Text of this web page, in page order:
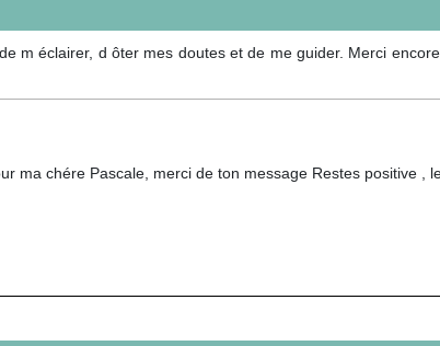
m éclairer, d ôter mes doutes et de me guider. Merci
ma chére Pascale, merci de ton message Restes positive ,